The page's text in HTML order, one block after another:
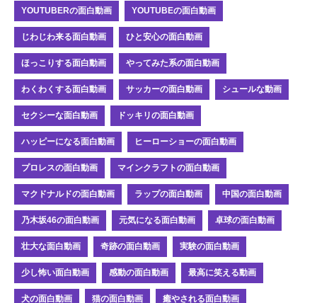
YOUTUBERの面白動画 YOUTUBEの面白動画
じわじわ来る面白動画 ひと安心の面白動画
ほっこりする面白動画 やってみた系の面白動画
わくわくする面白動画 サッカーの面白動画 シュールな動画
セクシーな面白動画 ドッキリの面白動画
ハッピーになる面白動画 ヒーローショーの面白動画
プロレスの面白動画 マインクラフトの面白動画
マクドナルドの面白動画 ラップの面白動画 中国の面白動画
乃木坂46の面白動画 元気になる面白動画 卓球の面白動画
壮大な面白動画 奇跡の面白動画 実験の面白動画
少し怖い面白動画 感動の面白動画 最高に笑える動画
犬の面白動画 猫の面白動画 癒やされる面白動画